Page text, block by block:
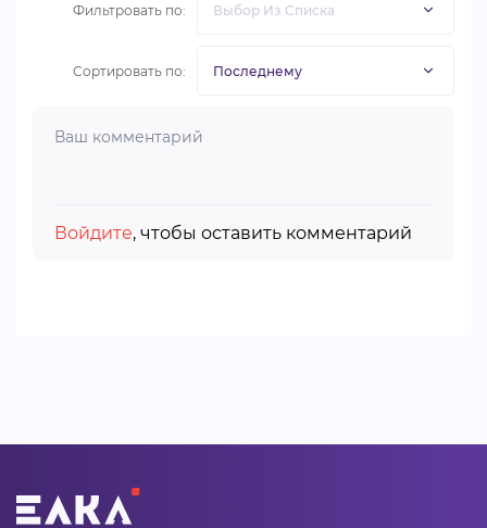
Фильтровать по:
Сортировать по:
Войдите, чтобы оставить комментарий